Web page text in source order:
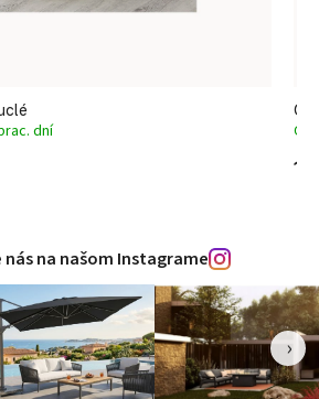
dní
na našom Instagrame
›